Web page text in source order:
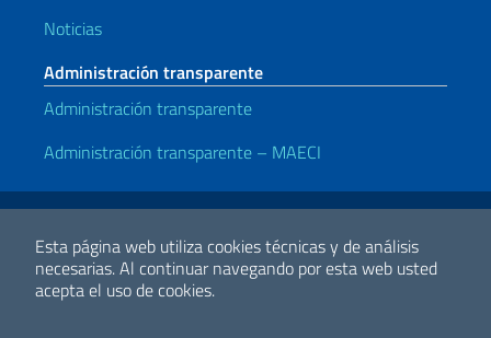
Esta página web utiliza cookies técnicas y de análisis
necesarias.Al continuar navegando por esta web usted
acepta el uso de cookies.
Noticias
Administración transparente
Administración transparente
Administración transparente – MAECI
Enlaces útiles